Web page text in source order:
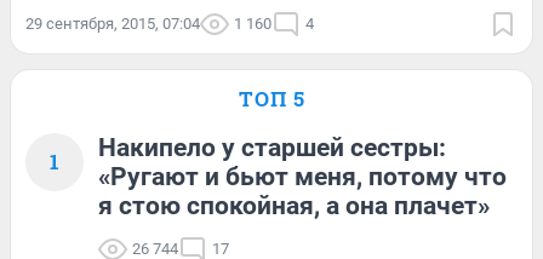
29 сентября, 2015, 07:04 1 160 4
ТОП 5
1
Накипело у старшей сестры:
«Ругают и бьют меня, потому что
я стою спокойная, а она плачет»
26 744 17